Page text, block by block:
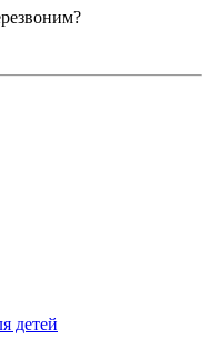
детей